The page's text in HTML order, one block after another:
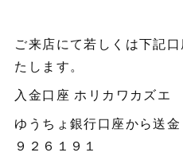
ご来店にて若しくは下記
たします。
入金口座 ホリカワカズエ
ゆうちょ銀行口座から送
９２６１９１